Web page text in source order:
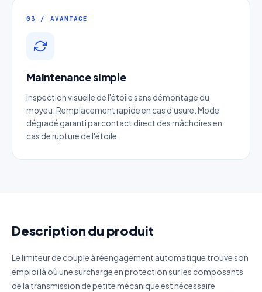
03 / AVANTAGE
Maintenance simple
Inspection visuelle de l'étoile sans démontage du
moyeu. Remplacement rapide en cas d'usure. Mode
dégradé garanti par contact direct des mâchoires en
cas de rupture de l'étoile.
Description du produit
Le limiteur de couple à réengagement automatique trouve son
emploi là où une surcharge en protection sur les composants
de la transmission de petite mécanique est nécessaire
Entreprise
Téléphone*
Catégorie